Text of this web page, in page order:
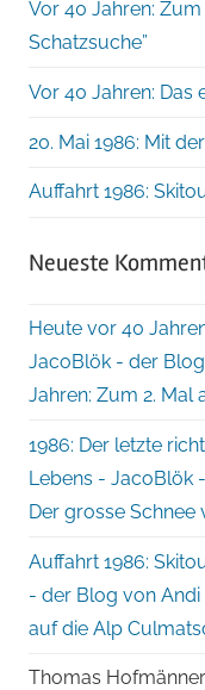
Vor 40 Jahren: Zum
Schatzsuche”
Vor 40 Jahren:
20. Mai 1986: Mit
Auffahrt 1986:
Neueste
Heute vor 40
JacoBlök - der
Jahren: Zum 2. Mal
1986: Der letzte
Lebens - JacoBlök
Der grosse Schnee
Auffahrt 1986:
- der Blog von
auf die Alp
Thomas Hofmänner